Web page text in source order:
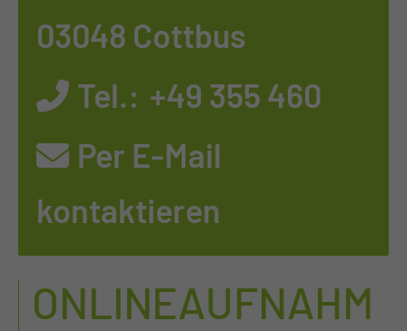
03048 Cottbus
Tel.: +49 355 460
Per E-Mail
kontaktieren
ONLINEAUFNAHM